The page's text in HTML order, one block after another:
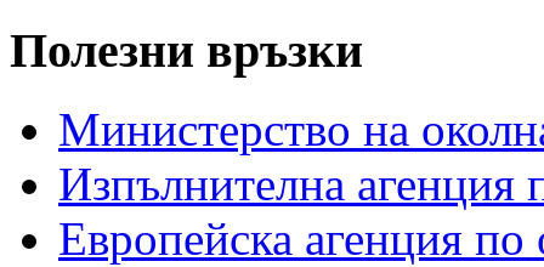
Полезни връзки
Министерство на
Изпълнителна агенция
Европейска агенция по